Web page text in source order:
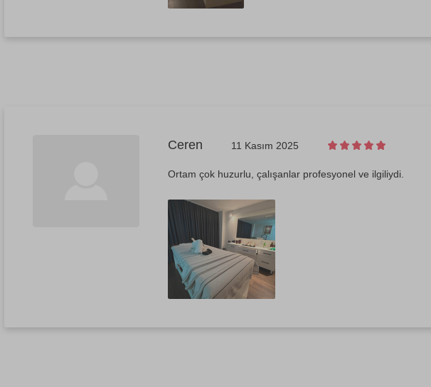
Ceren 11 Kasım 2025
Ortam çok huzurlu, çalışanlar profesyonel ve ilgiliydi.